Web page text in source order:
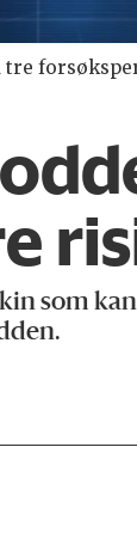
som